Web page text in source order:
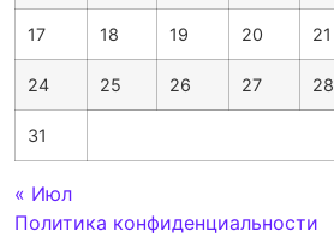
17 18 19 20 21
24 25 26 27 28
31
« Июл
Политика конфиденциальности